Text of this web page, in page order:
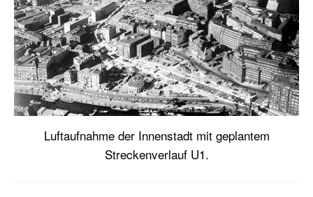
Luftaufnahme der Innenstadt mit geplantem
Streckenverlauf U1.